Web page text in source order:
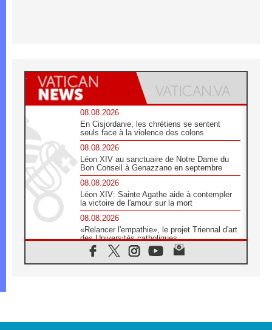
08.08.2026
En Cisjordanie, les chrétiens se sentent
seuls face à la violence des colons
08.08.2026
Léon XIV au sanctuaire de Notre Dame du
Bon Conseil à Genazzano en septembre
08.08.2026
Léon XIV: Sainte Agathe aide à contempler
la victoire de l'amour sur la mort
08.08.2026
«Relancer l'empathie», le projet Triennal d'art
des Universités catholiques
08.08.2026
Signis 2026, donner la parole aux religieuses
07.08.2026